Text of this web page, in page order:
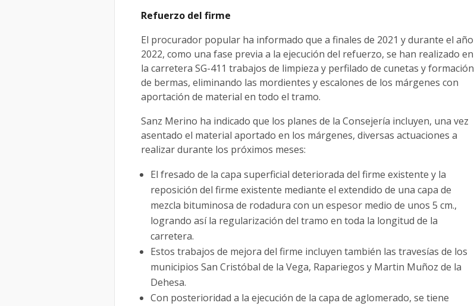
Refuerzo del firme
El procurador popular ha informado que a finales de 2021 y durante el año
2022, como una fase previa a la ejecución del refuerzo, se han realizado en
la carretera SG-411 trabajos de limpieza y perfilado de cunetas y formación
de bermas, eliminando las mordientes y escalones de los márgenes con
aportación de material en todo el tramo.
Sanz Merino ha indicado que los planes de la Consejería incluyen, una vez
asentado el material aportado en los márgenes, diversas actuaciones a
realizar durante los próximos meses:
El fresado de la capa superficial deteriorada del firme existente y la
reposición del firme existente mediante el extendido de una capa de
mezcla bituminosa de rodadura con un espesor medio de unos 5 cm.,
logrando así la regularización del tramo en toda la longitud de la
carretera.
Estos trabajos de mejora del firme incluyen también las travesías de los
municipios San Cristóbal de la Vega, Rapariegos y Martin Muñoz de la
Dehesa.
Con posterioridad a la ejecución de la capa de aglomerado, se tiene